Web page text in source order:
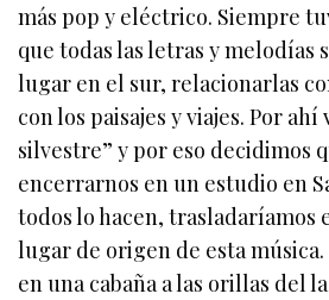
más pop y eléctrico. Siempre
que todas las letras y melodías
lugar en el sur, relacionarlas
con los paisajes y viajes. Por ahí
silvestre” y por eso decidimos
encerrarnos en un estudio en
todos lo hacen, trasladaríamos
lugar de origen de esta
en una cabaña a las orillas del